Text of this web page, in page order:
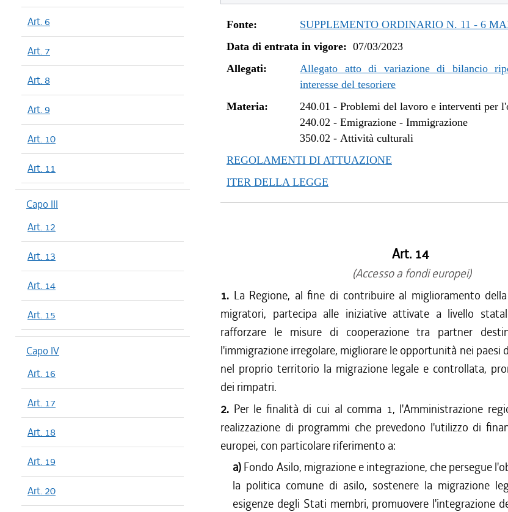
Art. 6
Art. 7
Art. 8
Art. 9
Art. 10
Art. 11
Capo III
Art. 12
Art. 13
Art. 14
Art. 15
Capo IV
Art. 16
Art. 17
Art. 18
Art. 19
Art. 20
Fonte:
SUPPLEMENTO ORDINARIO N. 11 - 6
Data di entrata in vigore: 07/03/2023
Allegati:
Allegato atto di variazione di bilancio
interesse del tesoriere
Materia:
240.01 -Problemi del lavoro e interventi per
240.02 -Emigrazione - Immigrazione
350.02 -Attività culturali
REGOLAMENTI DI ATTUAZIONE
ITER DELLA LEGGE
Art. 14
(Accesso a fondi europei)
1. La Regione, al fine di contribuire al miglioramento
migratori, partecipa alle iniziative attivate a livello
rafforzare le misure di cooperazione tra partner
l'immigrazione irregolare, migliorare le opportunità nei paesi
nel proprio territorio la migrazione legale e controllata,
dei rimpatri.
2. Per le finalità di cui al comma 1, l'Amministrazione
realizzazione di programmi che prevedono l'utilizzo di
europei, con particolare riferimento a:
a) Fondo Asilo, migrazione e integrazione, che persegue
la politica comune di asilo, sostenere la migrazione
esigenze degli Stati membri, promuovere l'integrazione